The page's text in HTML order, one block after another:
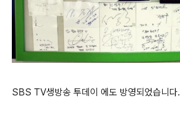
SBS TV생방송 투데이 에도 방영되었습니다.